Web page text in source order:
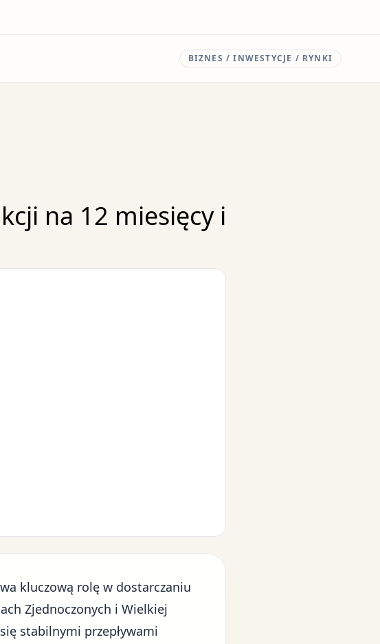
BIZNES / INWESTYCJE / RYNKI
na 12 miesięcy i
kluczową rolę w dostarczaniu
Zjednoczonych i Wielkiej
stabilnymi przepływami